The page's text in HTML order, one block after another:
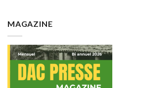
MAGAZINE